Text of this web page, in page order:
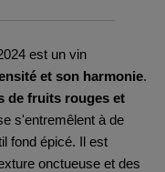
est un vin
et son harmonie.
de fruits rouges et
s'entremêlent à de
fond épicé. Il est
onctueuse et des